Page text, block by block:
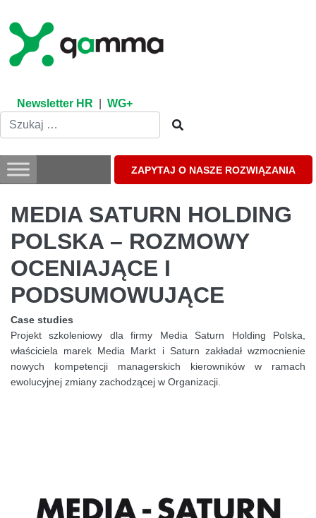
content
Newsletter HR WG+
ZAPYTAJ O NASZE ROZWIĄZANIA
MEDIA SATURN HOLDING
POLSKA – ROZMOWY
OCENIAJĄCE I
PODSUMOWUJĄCE
Case studies
Projekt szkoleniowy dla firmy Media Saturn Holding Polska,
właściciela marek Media Markt i Saturn zakładał wzmocnienie
nowych kompetencji managerskich kierowników w ramach
ewolucyjnej zmiany zachodzącej w Organizacji.